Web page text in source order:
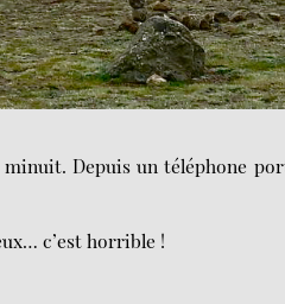
minuit. Depuis un téléphone
c’est horrible !